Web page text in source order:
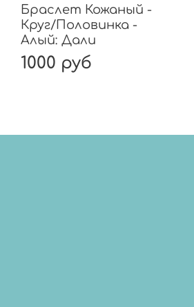
Браслет Кожаный -
Круг/Половинка -
Алый: Дали
1000 руб